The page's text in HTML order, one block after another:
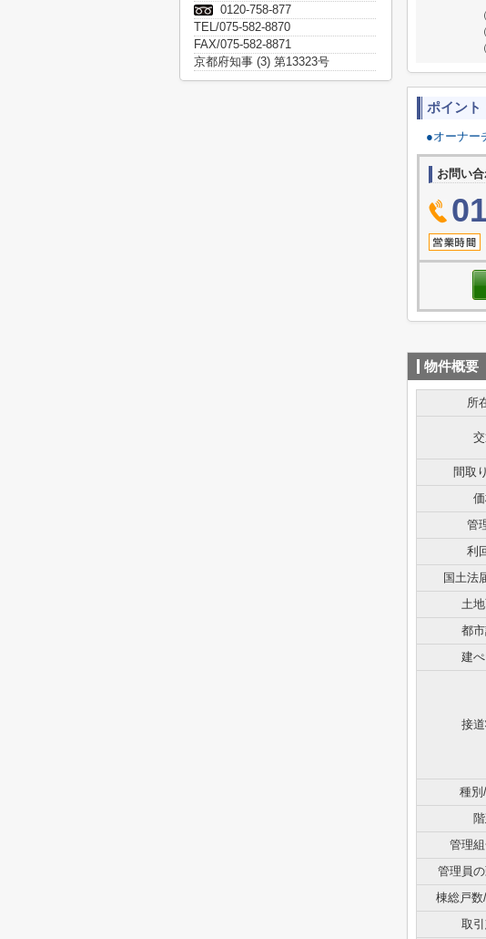
ポイント
●オーナー
お問い
物件概要
所
間取
管
利
国土法
土
都
建
接
種別
管理
管理員
棟総戸数
取
0120-758-877
TEL/075-582-8870
FAX/075-582-8871
京都府知事 (3) 第13323号